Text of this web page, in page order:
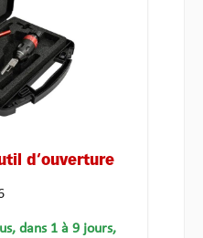
d‘ouverture
dans 1 à 9 jours,